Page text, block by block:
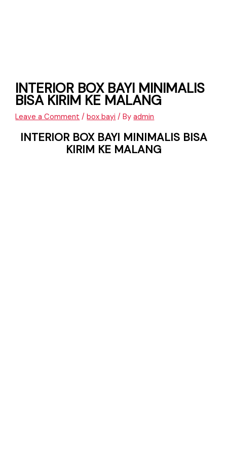
INTERIOR BOX BAYI MINIMALIS
BISA KIRIM KE MALANG
Leave a Comment /box bayi / Byadmin
INTERIOR BOX BAYI MINIMALIS BISA
KIRIM KE MALANG